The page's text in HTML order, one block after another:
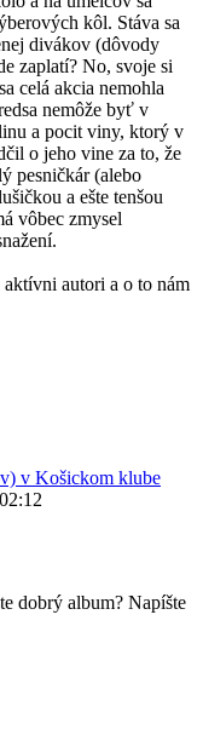
kôl. Stáva sa
divákov (dôvody
zaplatí? No, svoje si
celá akcia nemohla
nemôže byť v
a pocit viny, ktorý v
o jeho vine za to, že
pesničkár (alebo
a ešte tenšou
vôbec zmysel
autori a o to nám
v Košickom klube
dobrý album? Napíšte